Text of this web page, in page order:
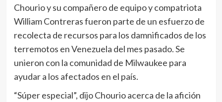
Chourio y su compañero de equipo y compatriota
William Contreras fueron parte de un esfuerzo de
recolecta de recursos para los damnificados de los
terremotos en Venezuela del mes pasado. Se
unieron con la comunidad de Milwaukee para
ayudar a los afectados en el país.
“Súper especial”, dijo Chourio acerca de la afición